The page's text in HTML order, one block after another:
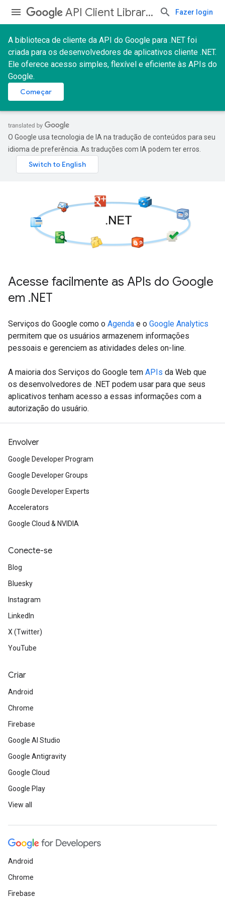
API Client Libraries Fazer login
A biblioteca de cliente da API do Google para .NET foi
criada para os desenvolvedores de aplicativos cliente .NET.
Ele oferece acesso simples, flexível e eficiente às APIs do
Google.
Começar
O Google usa tecnologia de IA na tradução de conteúdos para seu
idioma de preferência. As traduções com IA podem ter erros.
Acesse facilmente as APIs do Google
em .NET
Serviços do Google como o Agenda e o Google Analytics
permitem que os usuários armazenem informações
pessoais e gerenciem as atividades deles on-line.
A maioria dos Serviços do Google tem APIs da Web que
os desenvolvedores de .NET podem usar para que seus
aplicativos tenham acesso a essas informações com a
autorização do usuário.
Envolver
Google Developer Program
Google Developer Groups
Google Developer Experts
Accelerators
Google Cloud & NVIDIA
Conecte-se
Blog
Bluesky
Instagram
LinkedIn
X (Twitter)
YouTube
Criar
Android
Chrome
Firebase
Google AI Studio
Google Antigravity
Google Cloud
Google Play
View all
Android
Chrome
Firebase